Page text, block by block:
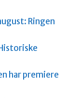
Ringen
har premiere